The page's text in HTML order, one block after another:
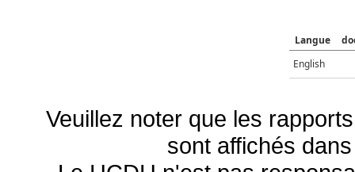
Langue
English
Veuillez noter que les
sont affichés